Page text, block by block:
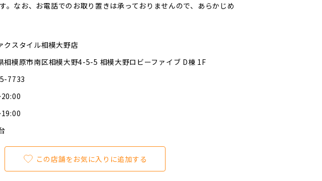
なお、お電話でのお取り置きは承っておりませんので、あらかじめ
クスタイル相模大野店
相模原市南区相模大野4-5-5 相模大野ロビーファイブ D棟 1F
7733
この店舗をお気に入りに追加する